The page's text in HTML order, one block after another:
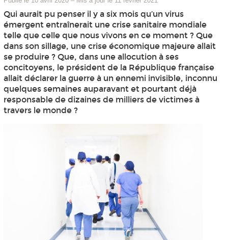
Qui aurait pu penser il y a six mois qu’un virus
émergent entraînerait une crise sanitaire mondiale
telle que celle que nous vivons en ce moment ? Que
dans son sillage, une crise économique majeure allait
se produire ? Que, dans une allocution à ses
concitoyens, le président de la République française
allait déclarer la guerre à un ennemi invisible, inconnu
quelques semaines auparavant et pourtant déjà
responsable de dizaines de milliers de victimes à
travers le monde ?